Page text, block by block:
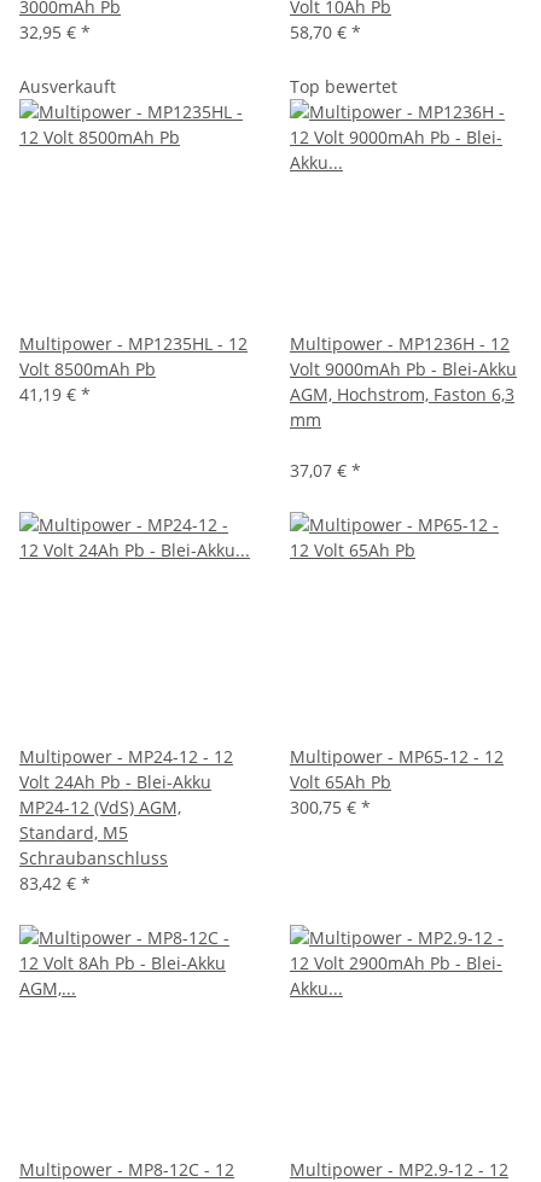
3000mAh Pb
32,95 € *
Volt 10Ah Pb
58,70 € *
Ausverkauft
Multipower - MP1235HL - 12
Volt 8500mAh Pb
41,19 € *
Top bewertet
Multipower - MP1236H - 12
Volt 9000mAh Pb - Blei-Akku
AGM, Hochstrom, Faston 6,3
mm
37,07 € *
Multipower - MP24-12 - 12
Volt 24Ah Pb - Blei-Akku
MP24-12 (VdS) AGM,
Standard, M5
Schraubanschluss
83,42 € *
Multipower - MP65-12 - 12
Volt 65Ah Pb
300,75 € *
Multipower - MP8-12C - 12
Multipower - MP2.9-12 - 12